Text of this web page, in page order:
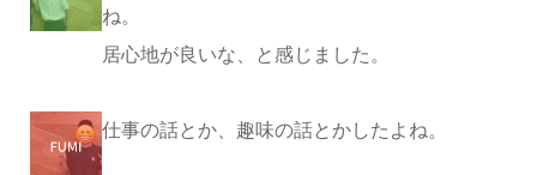
ね。
居心地が良いな、と感じました。
仕事の話とか、趣味の話とかしたよね。